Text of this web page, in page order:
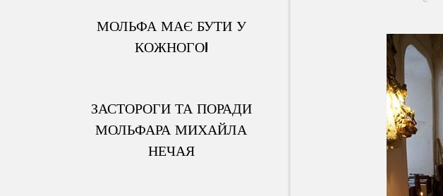
МОЛЬФА МАЄ БУТИ У
КОЖНОГО!
ЗАСТОРОГИ ТА ПОРАДИ
МОЛЬФАРА МИХАЙЛА
НЕЧАЯ